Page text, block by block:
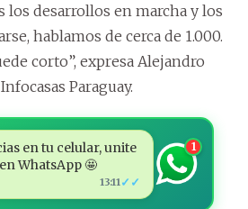
los desarrollos en marcha y los
hablamos de cerca de 1.000.
corto”, expresa Alejandro
Paraguay.
en tu celular, unite
WhatsApp 🤩
13:11 ✓✓
1